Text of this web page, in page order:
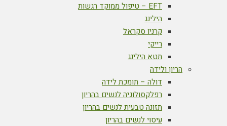
EFT – טיפול ממוקד רגשות
הילינג
קרניו סקראל
רייקי
תטא הילינג
הריון ולידה
דולה – תומכת לידה
רפלקסולוגיה לנשים בהריון
תזונה טבעית לנשים בהריון
עיסוי לנשים בהריון